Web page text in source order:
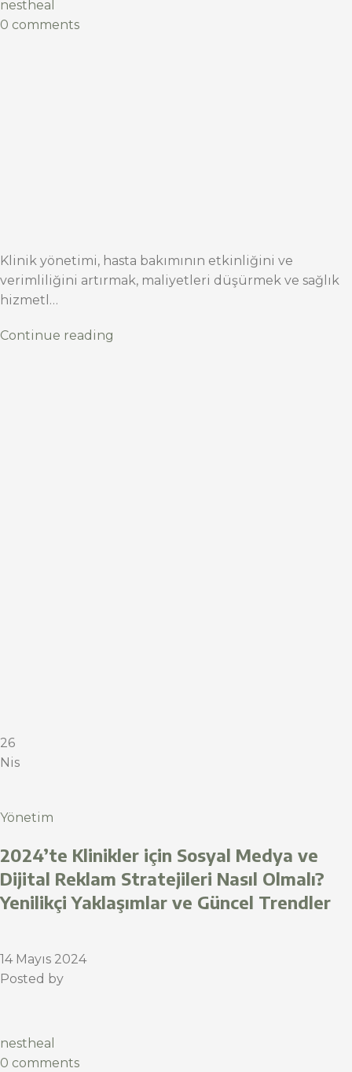
nestheal
0 comments
Klinik yönetimi, hasta bakımının etkinliğini ve
verimliliğini artırmak, maliyetleri düşürmek ve sağlık
hizmetl…
Continue reading
26
Nis
Yönetim
2024’te Klinikler için Sosyal Medya ve
Dijital Reklam Stratejileri Nasıl Olmalı?
Yenilikçi Yaklaşımlar ve Güncel Trendler
14 Mayıs 2024
Posted by
nestheal
0 comments